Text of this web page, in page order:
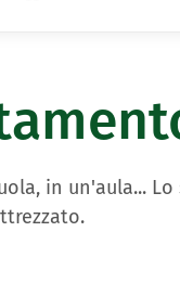
in un'aula...